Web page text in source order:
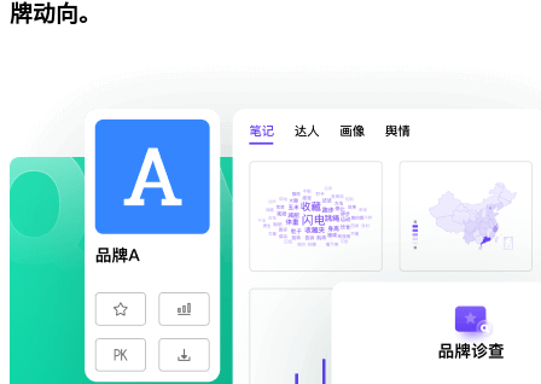
牌动向。